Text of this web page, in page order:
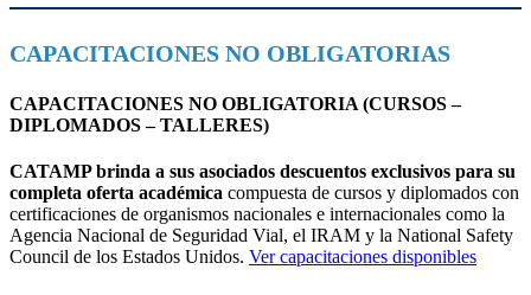
CAPACITACIONES NO OBLIGATORIAS
CAPACITACIONES NO OBLIGATORIA (CURSOS –
DIPLOMADOS – TALLERES)
CATAMP brinda a sus asociados descuentos exclusivos para su
completa oferta académica compuesta de cursos y diplomados con
certificaciones de organismos nacionales e internacionales como la
Agencia Nacional de Seguridad Vial, el IRAM y la National Safety
Council de los Estados Unidos. Ver capacitaciones disponibles